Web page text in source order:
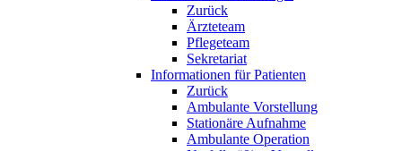
Zurück
Ärzteteam
Pflegeteam
Sekretariat
Informationen für Patienten
Zurück
Ambulante Vorstellung
Stationäre Aufnahme
Ambulante Operation